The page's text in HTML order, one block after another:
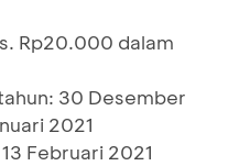
Rp20.000 dalam
30 Desember
2021
Februari 2021